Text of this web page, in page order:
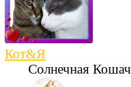
Кот&Я
Солнечная